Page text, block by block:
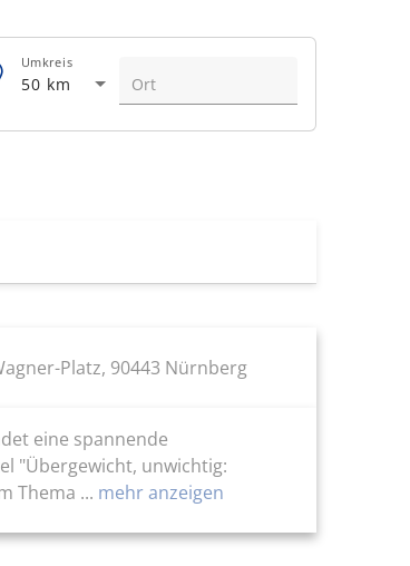
50 km
Umkreis
Platz, 90443 Nürnberg
eine spannende
"Übergewicht, unwichtig:
Thema ... mehr anzeigen